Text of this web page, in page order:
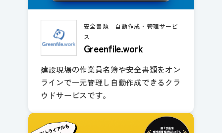
安全書類 自動作成・管理サービ
ス
Greenfile.work
建設現場の作業員名簿や安全書類をオン
ラインで一元管理し自動作成できるクラ
ウドサービスです。